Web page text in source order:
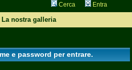
Cerca Entra
La nostra galleria
e password per entrare.